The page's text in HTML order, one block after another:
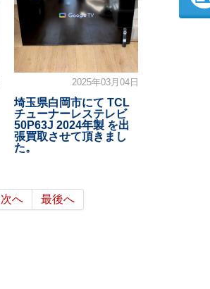
2025年03月04日
埼玉県白岡市にて TCL
チューナーレステレビ
50P63J 2024年製 を出
張買取させて頂きまし
た。
次へ 最後へ